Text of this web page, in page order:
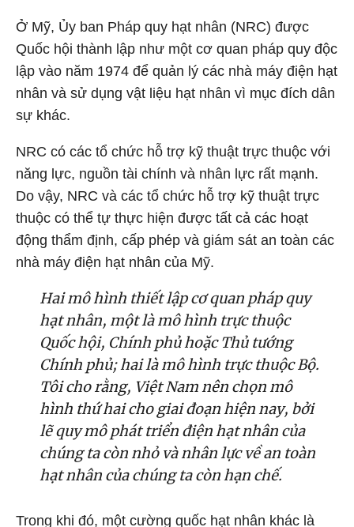
Ở Mỹ, Ủy ban Pháp quy hạt nhân (NRC) được
Quốc hội thành lập như một cơ quan pháp quy độc
lập vào năm 1974 để quản lý các nhà máy điện hạt
nhân và sử dụng vật liệu hạt nhân vì mục đích dân
sự khác.
NRC có các tổ chức hỗ trợ kỹ thuật trực thuộc với
năng lực, nguồn tài chính và nhân lực rất mạnh.
Do vậy, NRC và các tổ chức hỗ trợ kỹ thuật trực
thuộc có thể tự thực hiện được tất cả các hoạt
động thẩm định, cấp phép và giám sát an toàn các
nhà máy điện hạt nhân của Mỹ.
Hai mô hình thiết lập cơ quan pháp quy
hạt nhân, một là mô hình trực thuộc
Quốc hội, Chính phủ hoặc Thủ tướng
Chính phủ; hai là mô hình trực thuộc Bộ.
Tôi cho rằng, Việt Nam nên chọn mô
hình thứ hai cho giai đoạn hiện nay, bởi
lẽ quy mô phát triển điện hạt nhân của
chúng ta còn nhỏ và nhân lực về an toàn
hạt nhân của chúng ta còn hạn chế.
Trong khi đó, một cường quốc hạt nhân khác là